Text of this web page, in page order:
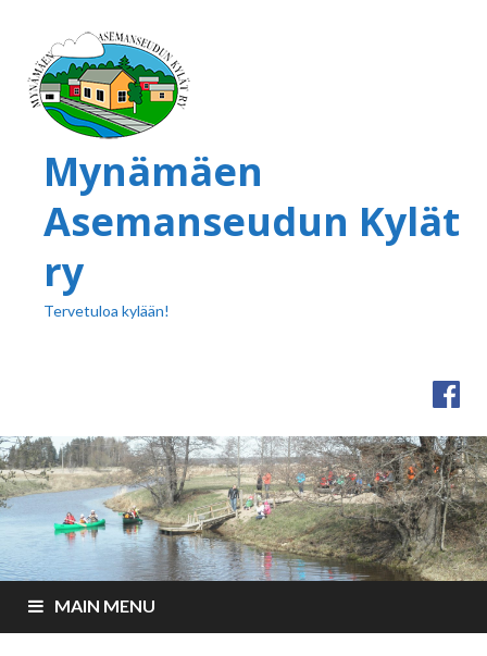
Mynämäen
Asemanseudun Kylät
ry
Tervetuloa kylään!
MAIN MENU